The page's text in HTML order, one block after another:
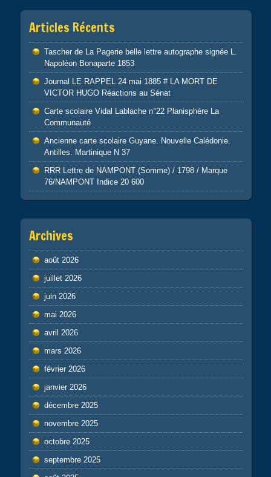
Articles Récents
Tascher de La Pagerie belle lettre autographe signée L.
Napoléon Bonaparte 1853
Journal LE RAPPEL 24 mai 1885 # LA MORT DE
VICTOR HUGO Réactions au Sénat
Carte scolaire Vidal Lablache n°22 Planisphère La
Communauté
Ancienne carte scolaire Guyane. Nouvelle Calédonie.
Antilles. Martinique N 37
RRR Lettre de NAMPONT (Somme) / 1798 / Marque
76/NAMPONT Indice 20 600
Archives
août 2026
juillet 2026
juin 2026
mai 2026
avril 2026
mars 2026
février 2026
janvier 2026
décembre 2025
novembre 2025
octobre 2025
septembre 2025